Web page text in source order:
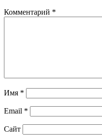
Комментарий *
Имя *
Email *
Сайт